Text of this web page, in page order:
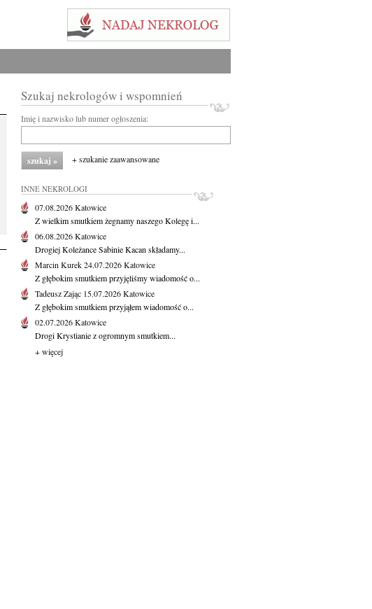
Szukaj nekrologów i wspomnień
Imię i nazwisko lub numer ogłoszenia:
+ szukanie zaawansowane
INNE NEKROLOGI
07.08.2026Katowice
Z wielkim smutkiem żegnamy naszego Kolegę i...
06.08.2026Katowice
Drogiej Koleżance Sabinie Kacan składamy...
Marcin Kurek24.07.2026Katowice
Z głębokim smutkiem przyjęliśmy wiadomość o...
Tadeusz Zając 15.07.2026Katowice
Z głębokim smutkiem przyjąłem wiadomość o...
02.07.2026Katowice
Drogi Krystianie z ogromnym smutkiem...
+ więcej